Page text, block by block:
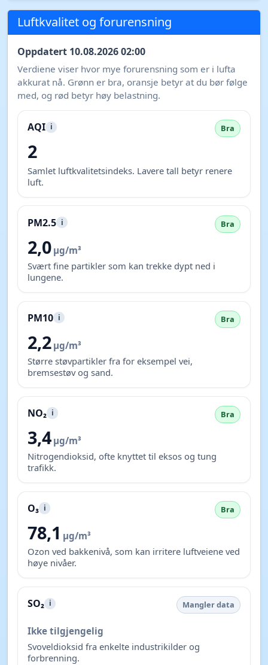
Luftkvalitet og forurensning
Oppdatert 10.08.2026 02:00
Verdiene viser hvor mye forurensning som er i lufta
akkurat nå. Grønn er bra, oransje betyr at du bør følge
med, og rød betyr høy belastning.
AQI i Bra
2
Samlet luftkvalitetsindeks. Lavere tall betyr renere
luft.
PM2.5 i Bra
2,0 µg/m³
Svært fine partikler som kan trekke dypt ned i
lungene.
PM10 i Bra
2,2 µg/m³
Større støvpartikler fra for eksempel vei,
bremsestøv og sand.
NO₂ i Bra
3,4 µg/m³
Nitrogendioksid, ofte knyttet til eksos og tung
trafikk.
O₃ i Bra
78,1 µg/m³
Ozon ved bakkenivå, som kan irritere luftveiene ved
høye nivåer.
SO₂ i Mangler data
Ikke tilgjengelig
Svoveldioksid fra enkelte industrikilder og
forbrenning.